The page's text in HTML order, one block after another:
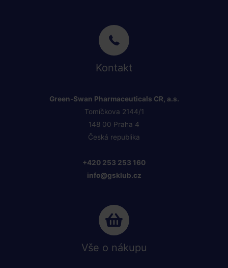
Kontakt
Green-Swan Pharmaceuticals CR, a.s.
Tomíčkova 2144/1
148 00 Praha 4
Česká republika
+420 253 253 160
info@gsklub.cz
Vše o nákupu